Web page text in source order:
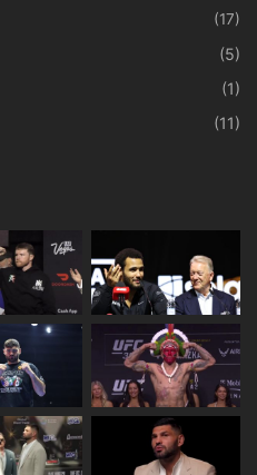
(17)
(5)
(1)
(11)